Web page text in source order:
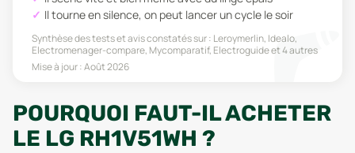
Il tourne en silence, on peut lancer un cycle le soir
Synthèse des tests et avis constatés sur : Leroymerlin, Idealo,
Electromenager-compare, Mycomparatif, Electroguideet 4 autres
Mise à jour :Août 2026
POURQUOI FAUT-IL ACHETER
LE LG RH1V51WH ?